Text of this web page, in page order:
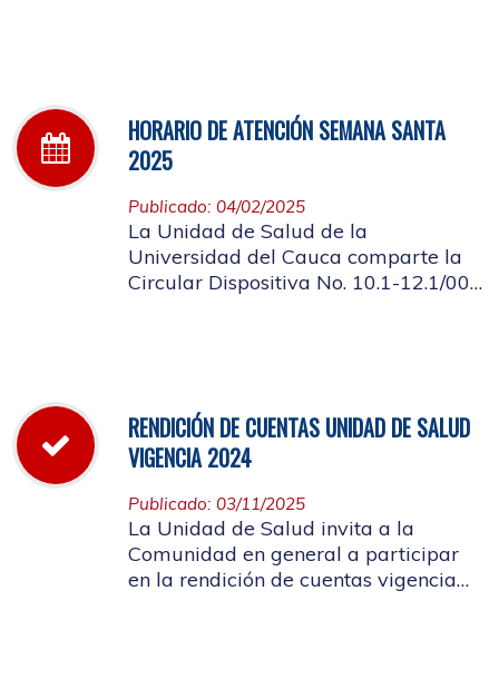
HORARIO DE ATENCIÓN SEMANA SANTA
2025
Publicado: 04/02/2025
La Unidad de Salud de la
Universidad del Cauca comparte la
Circular Dispositiva No. 10.1-12.1/002
RENDICIÓN DE CUENTAS UNIDAD DE SALUD
VIGENCIA 2024
Publicado: 03/11/2025
La Unidad de Salud invita a la
Comunidad en general a participar
en la rendición de cuentas vigencia